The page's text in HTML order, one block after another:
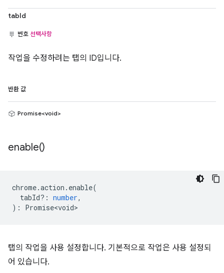
tabId
번호 선택사항
작업을 수정하려는 탭의 ID입니다.
반환 값
Promise<void>
enable()
chrome.action . enable(
tabId? : number,
) : Promise<void>
탭의 작업을 사용 설정합니다. 기본적으로 작업은 사용 설정되
어 있습니다.